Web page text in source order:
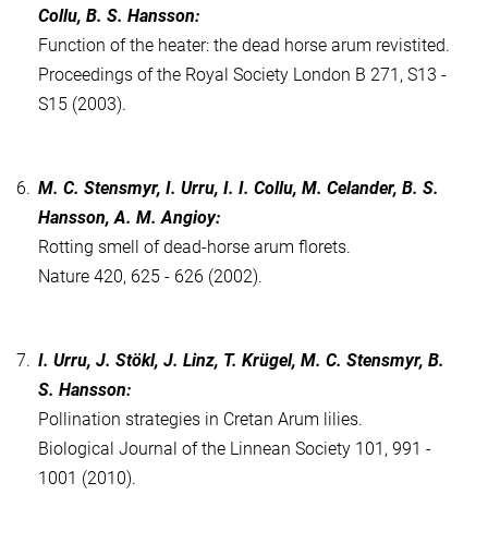
Collu, B. S. Hansson:
Function of the heater: the dead horse arum revistited.
Proceedings of the Royal Society London B 271, S13 -
S15 (2003).
6. M. C. Stensmyr, I. Urru, I. I. Collu, M. Celander, B. S.
Hansson, A. M. Angioy:
Rotting smell of dead-horse arum florets.
Nature 420, 625 - 626 (2002).
7. I. Urru, J. Stökl, J. Linz, T. Krügel, M. C. Stensmyr, B.
S. Hansson:
Pollination strategies in Cretan Arum lilies.
Biological Journal of the Linnean Society 101, 991 -
1001 (2010).